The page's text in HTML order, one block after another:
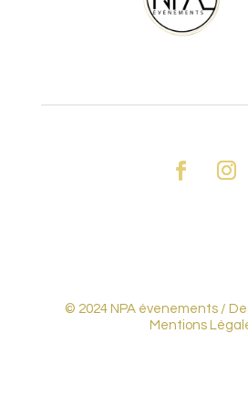
© 2024 NPA évenements /
Mentions